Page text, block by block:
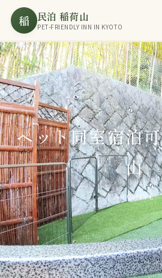
稲 民泊 稲荷山
PET-FRIENDLY INN IN KYOTO
ペット同室宿泊
山
ARCHIVE